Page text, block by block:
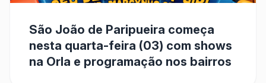
São João de Paripueira começa
nesta quarta-feira (03) com shows
na Orla e programação nos bairros